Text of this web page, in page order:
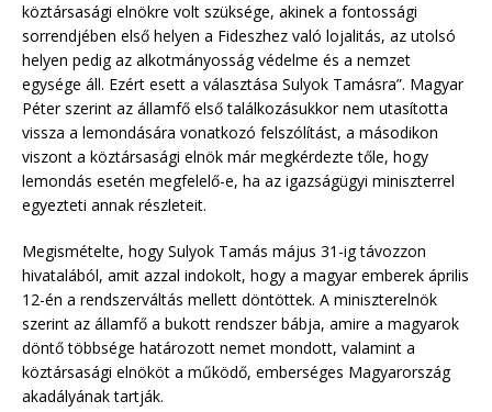
köztársasági elnökre volt szüksége, akinek a fontossági
sorrendjében első helyen a Fideszhez való lojalitás, az utolsó
helyen pedig az alkotmányosság védelme és a nemzet
egysége áll. Ezért esett a választása Sulyok Tamásra”. Magyar
Péter szerint az államfő első találkozásukkor nem utasította
vissza a lemondására vonatkozó felszólítást, a másodikon
viszont a köztársasági elnök már megkérdezte tőle, hogy
lemondás esetén megfelelő-e, ha az igazságügyi miniszterrel
egyezteti annak részleteit.
Megismételte, hogy Sulyok Tamás május 31-ig távozzon
hivatalából, amit azzal indokolt, hogy a magyar emberek április
12-én a rendszerváltás mellett döntöttek. A miniszterelnök
szerint az államfő a bukott rendszer bábja, amire a magyarok
döntő többsége határozott nemet mondott, valamint a
köztársasági elnököt a működő, emberséges Magyarország
akadályának tartják.